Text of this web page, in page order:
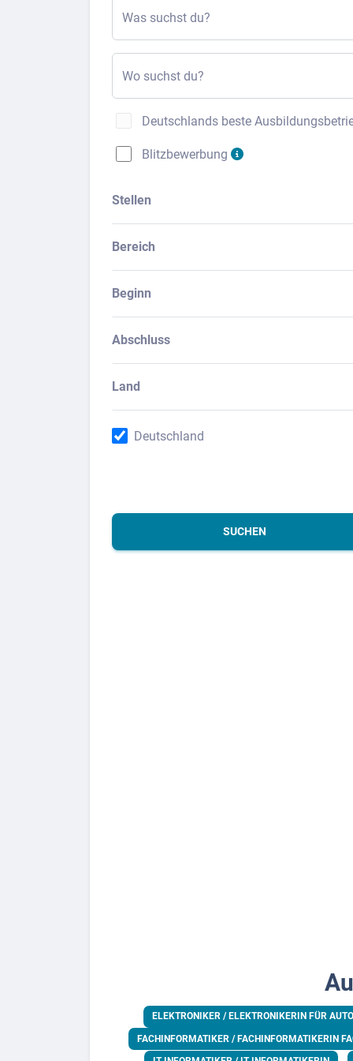
Was suchst du?
Wo suchst du?
Deutschlands beste
Blitzbewerbung
Stellen
Bereich
Beginn
Abschluss
Land
Deutschland
SUCHEN
ELEKTRONIKER / ELEKTRONIKERIN FÜR
FACHINFORMATIKER / FACHINFORMATIKERIN